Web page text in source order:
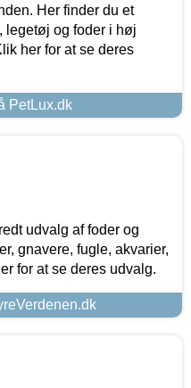
Her finder du et
legetøj og foder i høj
her for at se deres
PetLux.dk
udvalg af foder og
gnavere, fugle, akvarier,
for at se deres udvalg.